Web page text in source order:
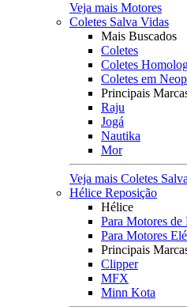
Veja mais Motores
Coletes Salva Vidas
Mais Buscados
Coletes
Coletes
Coletes em
Principais
Raju
Jogá
Nautika
Mor
Veja mais Coletes
Hélice Reposição
Hélice
Para Motores de
Para Motores
Principais
Clipper
MFX
Minn Kota